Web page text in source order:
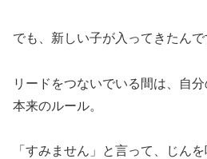
でも、新しい子が入ってきたんで
リードをつないでいる間は、自
本来のルール。
「すみません」と言って、じんを